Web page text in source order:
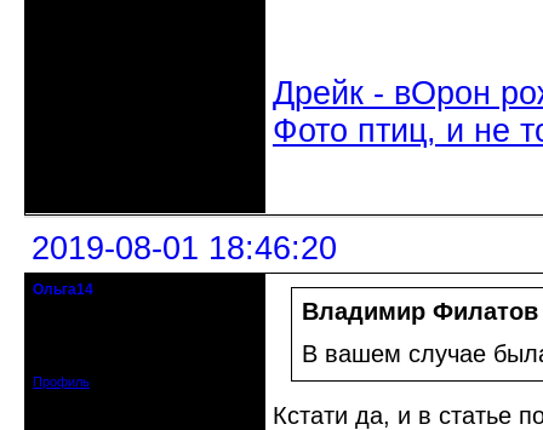
Дрейк - вОрон
Фото птиц, и не
2019-08-01 18:46:20
Ольга14
Профиль
Владимир
В вашем случае
Кстати да, и в статье